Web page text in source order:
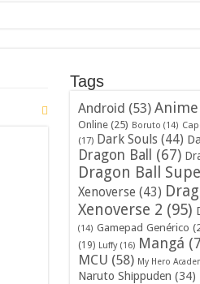
Tags
Android (53) Anime
Online(25) Boruto (14)
(17) Dark Souls(44)
Dragon Ball (67)
Dragon Ball
Xenoverse (43)
Xenoverse 2 (95)
(14) Gamepad Genérico
(19) Luffy(16) Mangá
MCU (58) My Hero
Naruto Shippuden (34)